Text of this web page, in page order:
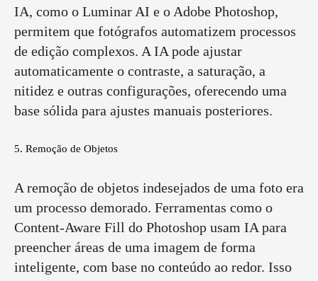
IA, como o Luminar AI e o Adobe Photoshop,
permitem que fotógrafos automatizem processos
de edição complexos. A IA pode ajustar
automaticamente o contraste, a saturação, a
nitidez e outras configurações, oferecendo uma
base sólida para ajustes manuais posteriores.
5. Remoção de Objetos
A remoção de objetos indesejados de uma foto era
um processo demorado. Ferramentas como o
Content-Aware Fill do Photoshop usam IA para
preencher áreas de uma imagem de forma
inteligente, com base no conteúdo ao redor. Isso